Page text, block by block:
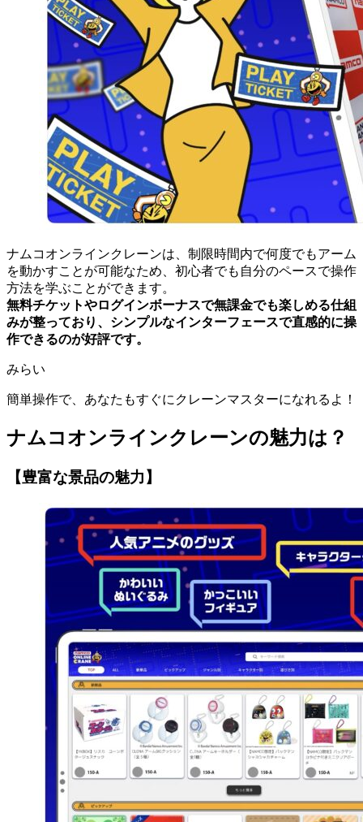
ナムコオンラインクレーンは、制限時間内で何度でもアーム
を動かすことが可能なため、初心者でも自分のペースで操作
方法を学ぶことができます。
無料チケットやログインボーナスで無課金でも楽しめる仕組
みが整っており、シンプルなインターフェースで直感的に操
作できるのが好評です。
みらい
簡単操作で、あなたもすぐにクレーンマスターになれるよ！
ナムコオンラインクレーンの魅力は？
【豊富な景品の魅力】